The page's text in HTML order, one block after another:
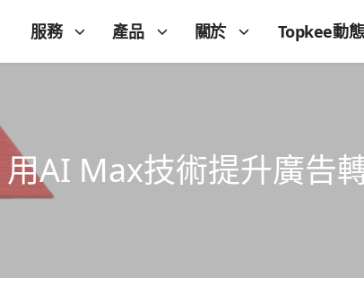
服務 產品 關於 Topkee動態
AI Max技術提升廣告